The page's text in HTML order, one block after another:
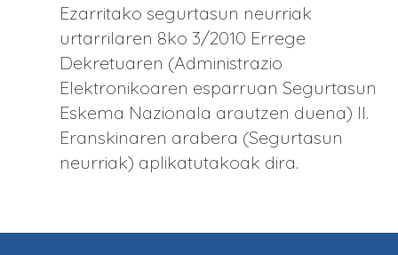
Ezarritako segurtasun neurriak
urtarrilaren 8ko 3/2010 Errege
Dekretuaren (Administrazio
Elektronikoaren esparruan Segurtasun
Eskema Nazionala arautzen duena) II.
Eranskinaren arabera (Segurtasun
neurriak) aplikatutakoak dira.